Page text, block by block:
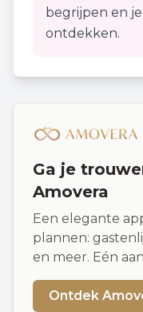
begrijpen en
ontdekken.
Ga je
Amovera
Een elegante
plannen:
en meer. Eén
Ontdek